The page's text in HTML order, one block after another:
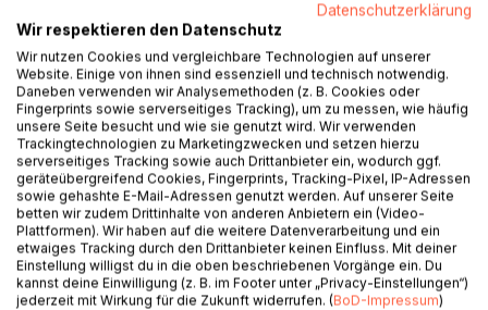
In der Kindergartenzeit ist die Sprachentwicklung noch
nicht abgeschlossen und damit auch noch stark lenkbar.
Deshalb sind sprachliche Fördermaßnahmen bei
Kindergartenkindern besonders aussichtsreich. Die
Erzieherinnen und Erzieher sollen mit Hilfe dieses
Programms angeregt werden, natürliche
Sprachlernsituationen zu schaffen, die es ermöglichen, das
Kind in intensivierte und vorstrukturierte sprachliche
Interaktionen zu verwickeln. Auf diese Weise kann der
Sprachlernende seine Lautbildungsfähigkeit verstärkt üben
und vervollkommnen, ohne dass sich diese
Übungssequenezen von natürlichen Sprachlernsituationen
unterscheiden.
Datenschutzerklärung
Wir respektieren den Datenschutz
Wir nutzen Cookies und vergleichbare Technologien auf unserer
Website. Einige von ihnen sind essenziell und technisch notwendig.
Daneben verwenden wir Analysemethoden (z. B. Cookies oder
Fingerprints sowie serverseitiges Tracking), um zu messen, wie häufig
unsere Seite besucht und wie sie genutzt wird. Wir verwenden
Trackingtechnologien zu Marketingzwecken und setzen hierzu
serverseitiges Tracking sowie auch Drittanbieter ein, wodurch ggf.
geräteübergreifend Cookies, Fingerprints, Tracking-Pixel, IP-Adressen
sowie gehashte E-Mail-Adressen genutzt werden. Auf unserer Seite
betten wir zudem Drittinhalte von anderen Anbietern ein (Video-
Plattformen). Wir haben auf die weitere Datenverarbeitung und ein
etwaiges Tracking durch den Drittanbieter keinen Einfluss. Mit deiner
Einstellung willigst du in die oben beschriebenen Vorgänge ein. Du
kannst deine Einwilligung (z. B. im Footer unter „Privacy-Einstellungen“)
jederzeit mit Wirkung für die Zukunft widerrufen. (BoD-Impressum)